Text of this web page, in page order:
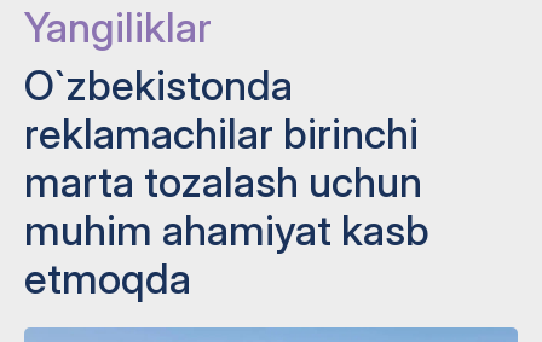
Yangiliklar
O`zbekistonda
reklamachilar birinchi
marta tozalash uchun
muhim ahamiyat kasb
etmoqda